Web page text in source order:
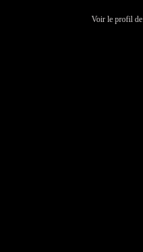
Voir le profil de